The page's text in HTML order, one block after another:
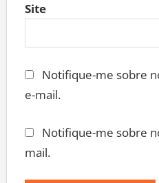
Site
Notifique-me sobre
e-mail.
Notifique-me sobre
mail.